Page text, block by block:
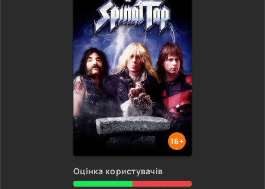
16+
Оцінка користувачів